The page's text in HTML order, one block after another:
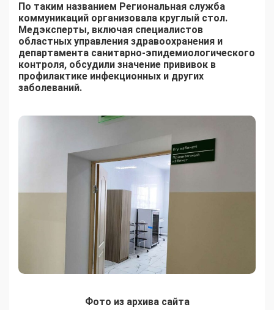
По таким названием Региональная служба
коммуникаций организовала круглый стол.
Медэксперты, включая специалистов
областных управления здравоохранения и
департамента санитарно-эпидемиологического
контроля, обсудили значение прививок в
профилактике инфекционных и других
заболеваний.
Фото из архива сайта